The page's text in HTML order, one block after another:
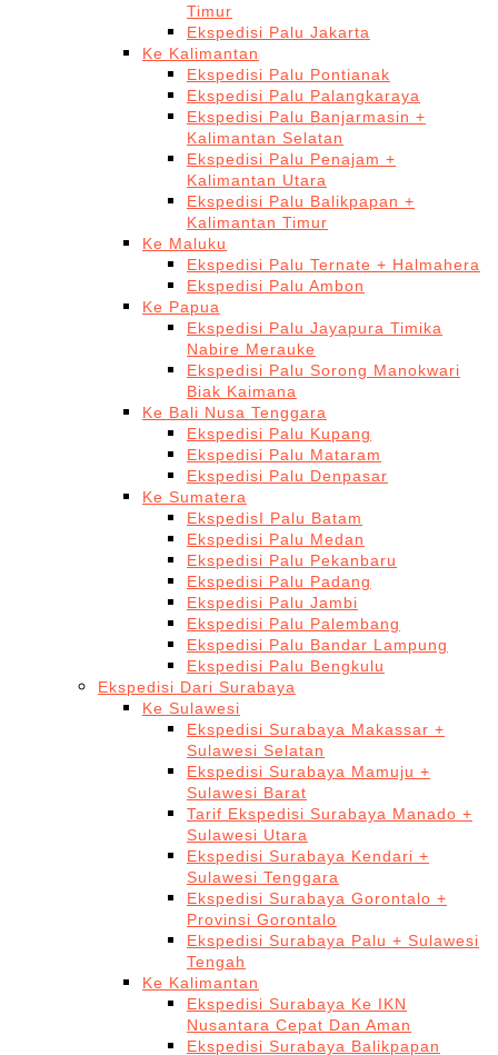
Timur
Ekspedisi Palu Jakarta
Ke Kalimantan
Ekspedisi Palu Pontianak
Ekspedisi Palu Palangkaraya
Ekspedisi Palu Banjarmasin +
Kalimantan Selatan
Ekspedisi Palu Penajam +
Kalimantan Utara
Ekspedisi Palu Balikpapan +
Kalimantan Timur
Ke Maluku
Ekspedisi Palu Ternate + Halmahera
Ekspedisi Palu Ambon
Ke Papua
Ekspedisi Palu Jayapura Timika
Nabire Merauke
Ekspedisi Palu Sorong Manokwari
Biak Kaimana
Ke Bali Nusa Tenggara
Ekspedisi Palu Kupang
Ekspedisi Palu Mataram
Ekspedisi Palu Denpasar
Ke Sumatera
EkspedisI Palu Batam
Ekspedisi Palu Medan
Ekspedisi Palu Pekanbaru
Ekspedisi Palu Padang
Ekspedisi Palu Jambi
Ekspedisi Palu Palembang
Ekspedisi Palu Bandar Lampung
Ekspedisi Palu Bengkulu
Ekspedisi Dari Surabaya
Ke Sulawesi
Ekspedisi Surabaya Makassar +
Sulawesi Selatan
Ekspedisi Surabaya Mamuju +
Sulawesi Barat
Tarif Ekspedisi Surabaya Manado +
Sulawesi Utara
Ekspedisi Surabaya Kendari +
Sulawesi Tenggara
Ekspedisi Surabaya Gorontalo +
Provinsi Gorontalo
Ekspedisi Surabaya Palu + Sulawesi
Tengah
Ke Kalimantan
Ekspedisi Surabaya Ke IKN
Nusantara Cepat Dan Aman
Ekspedisi Surabaya Balikpapan